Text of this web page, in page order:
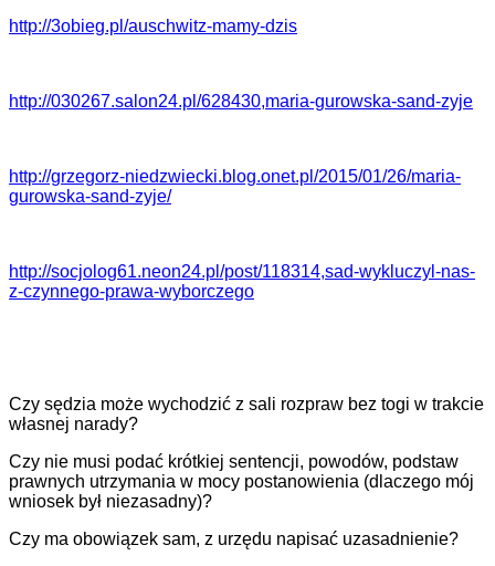
http://3obieg.pl/auschwitz-mamy-dzis
http://030267.salon24.pl/628430,maria-gurowska-sand-zyje
http://grzegorz-niedzwiecki.blog.onet.pl/2015/01/26/maria-
gurowska-sand-zyje/
http://socjolog61.neon24.pl/post/118314,sad-wykluczyl-nas-
z-czynnego-prawa-wyborczego
Czy sędzia może wychodzić z sali rozpraw bez togi w trakcie
własnej narady?
Czy nie musi podać krótkiej sentencji, powodów, podstaw
prawnych utrzymania w mocy postanowienia (dlaczego mój
wniosek był niezasadny)?
Czy ma obowiązek sam, z urzędu napisać uzasadnienie?